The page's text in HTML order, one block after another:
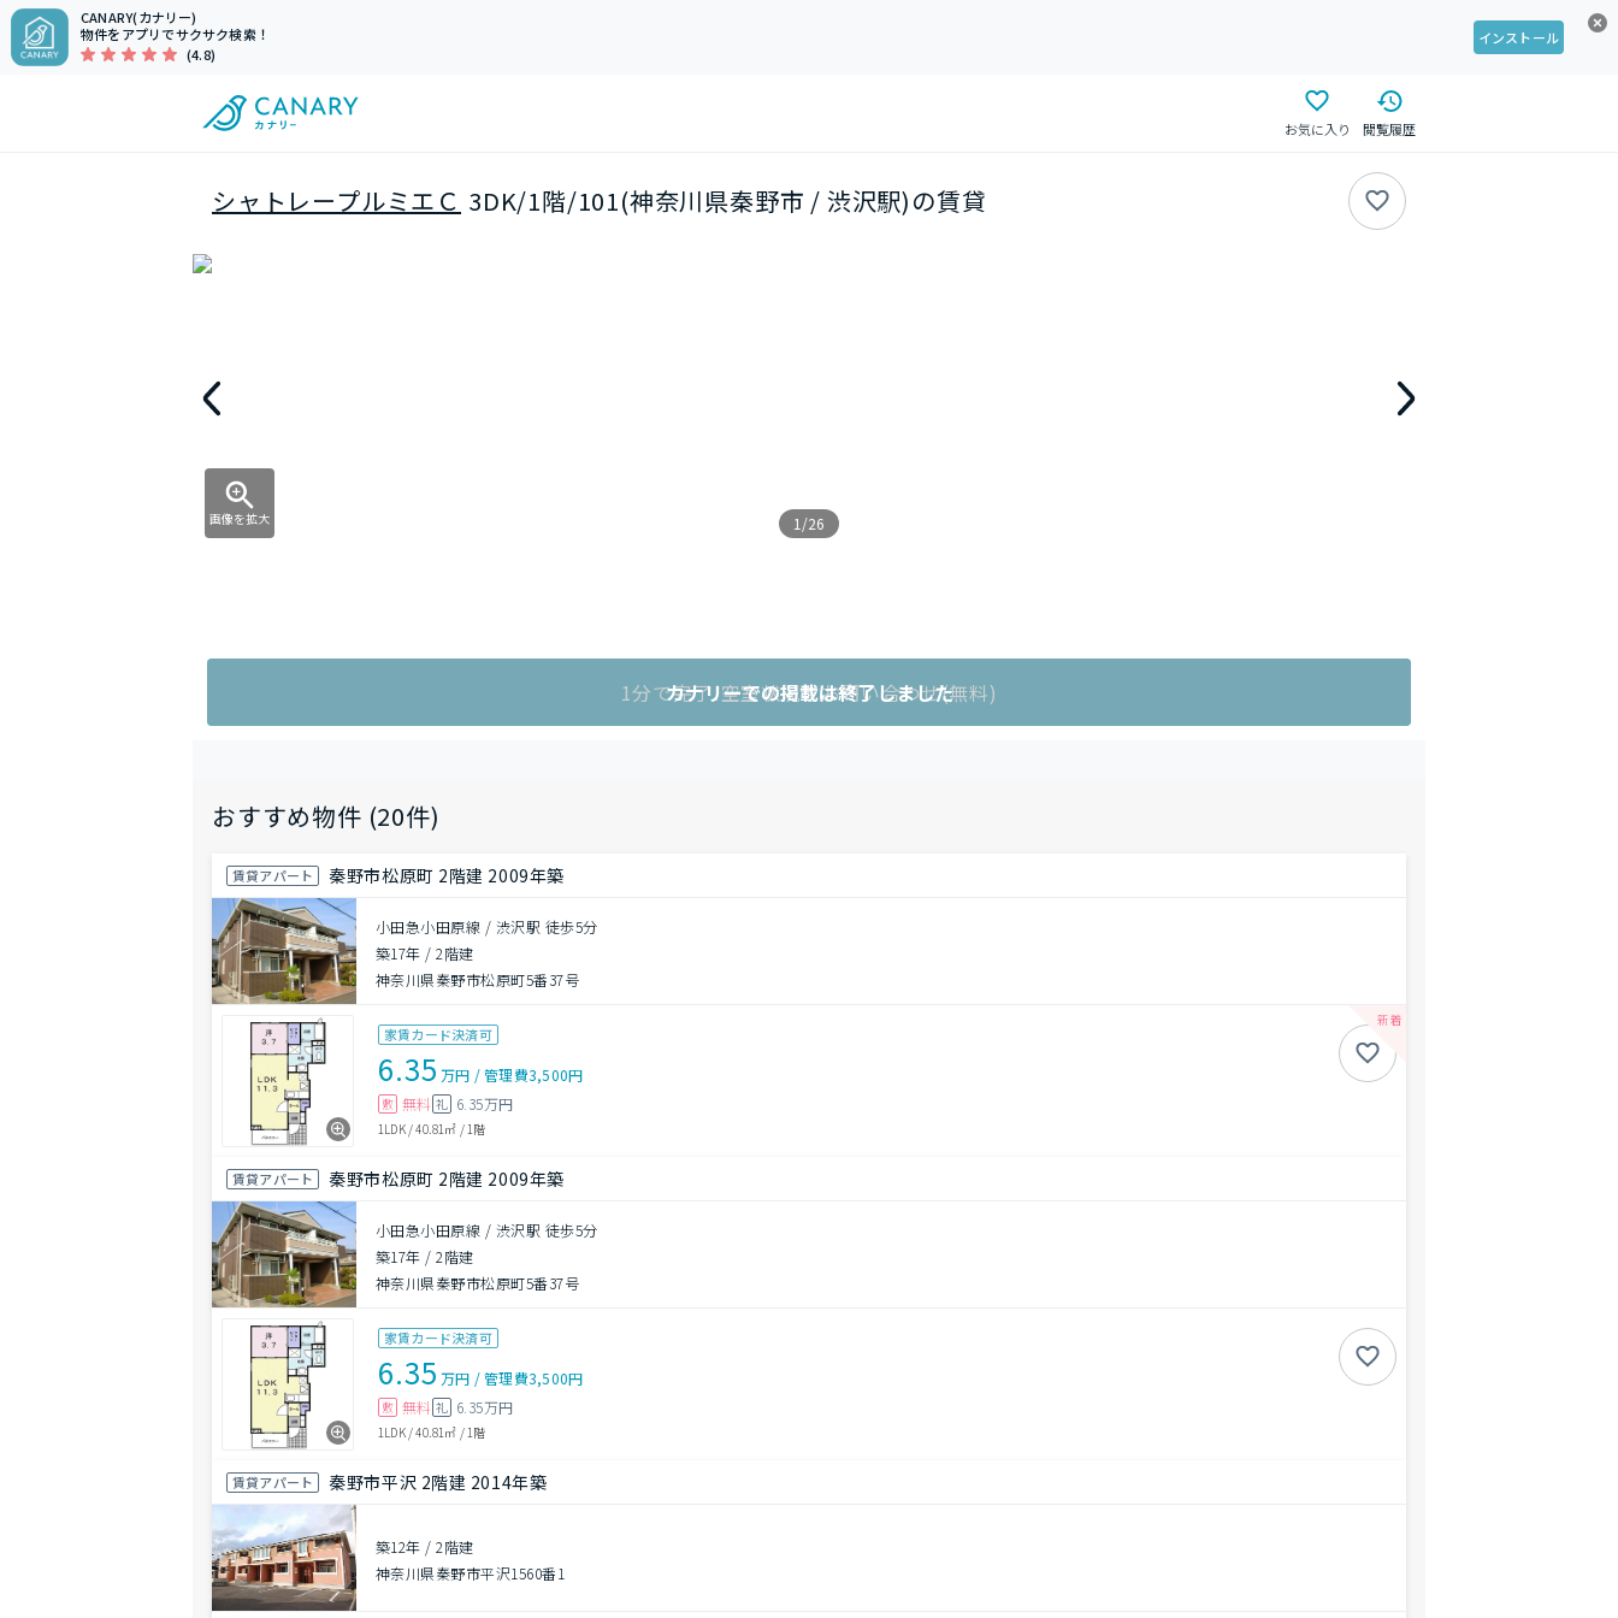
CANARY(カナリー)
物件をアプリでサクサク検索！
(4.8)
インストール
お気に入り 閲覧履歴
シャトレープルミエＣ 3DK/1階/101(神奈川県秦野市 / 渋沢駅)の賃貸
画像を拡大 1/26
1分で完了!空室状況をお問い合わせ(無料)
カナリーでの掲載は終了しました
おすすめ物件 (20件)
賃貸アパート 秦野市松原町 2階建 2009年築
小田急小田原線 / 渋沢駅 徒歩5分
築17年 /2階建
神奈川県秦野市松原町5番37号
家賃カード決済可
6.35 万円 /管理費3,500円
敷 無料 礼 6.35万円
1LDK/40.81㎡ /1階
賃貸アパート 秦野市松原町 2階建 2009年築
小田急小田原線 / 渋沢駅 徒歩5分
築17年 /2階建
神奈川県秦野市松原町5番37号
家賃カード決済可
6.35 万円 /管理費3,500円
敷 無料 礼 6.35万円
1LDK/40.81㎡ /1階
賃貸アパート 秦野市平沢 2階建 2014年築
築12年 /2階建
神奈川県秦野市平沢1560番1